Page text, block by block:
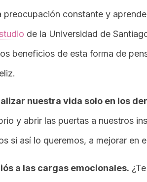
preocupación constante y
de la Universidad de
beneficios de esta forma de
nuestra vida solo en los
y abrir las puertas a nuestros
si así lo queremos, a mejorar en
a las cargas emocionales.